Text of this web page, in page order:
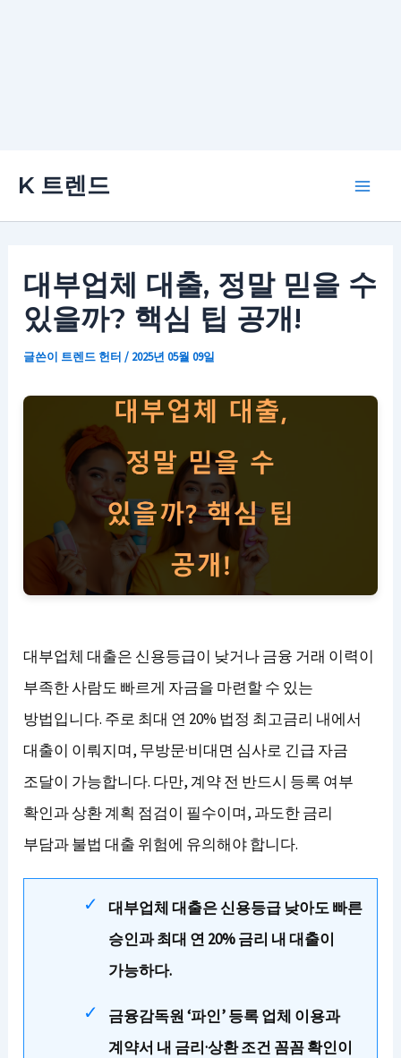
K 트렌드
대부업체 대출, 정말 믿을 수
있을까? 핵심 팁 공개!
글쓴이 트렌드 헌터/ 2025년 05월 09일
대부업체 대출은 신용등급이 낮거나 금융 거래 이력이
부족한 사람도 빠르게 자금을 마련할 수 있는
방법입니다. 주로 최대 연 20% 법정 최고금리 내에서
대출이 이뤄지며, 무방문·비대면 심사로 긴급 자금
조달이 가능합니다. 다만, 계약 전 반드시 등록 여부
확인과 상환 계획 점검이 필수이며, 과도한 금리
부담과 불법 대출 위험에 유의해야 합니다.
대부업체 대출은 신용등급 낮아도 빠른
승인과 최대 연 20% 금리 내 대출이
가능하다.
금융감독원 ‘파인’ 등록 업체 이용과
계약서 내 금리·상환 조건 꼼꼼 확인이